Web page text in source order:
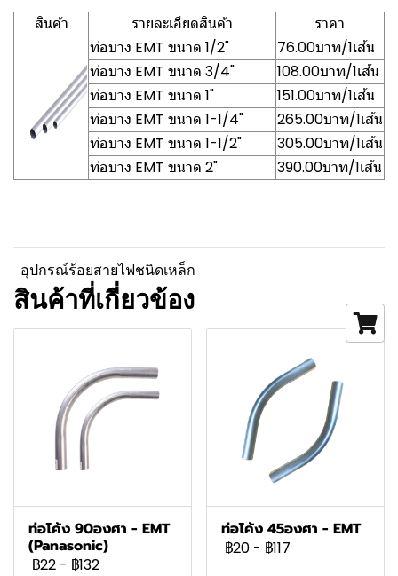
สินค้า
รายละเอียดสินค้า
ราคา
ท่อบาง EMT ขนาด 1/2"
76.00บาท/1เส้น
ท่อบาง EMT ขนาด 3/4"
108.00บาท/1เส้น
ท่อบาง EMT ขนาด 1"
151.00บาท/1เส้น
ท่อบาง EMT ขนาด 1-1/4"
265.00บาท/1เส้น
ท่อบาง EMT ขนาด 1-1/2"
305.00บาท/1เส้น
ท่อบาง EMT ขนาด 2"
390.00บาท/1เส้น
อุปกรณ์ร้อยสายไฟชนิดเหล็ก
สินค้าที่เกี่ยวข้อง
ท่อโค้ง 90องศา - EMT
(Panasonic)
฿22 - ฿132
ท่อโค้ง 45องศา - EMT
฿20 - ฿117